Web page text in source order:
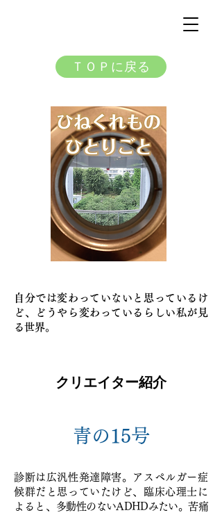
ＴＯＰに戻る
自分では変わっていないと思っているけ
ど、どうやら変わっているらしい私が見
る世界。
クリエイター紹介
青の15号
診断は広汎性発達障害。アスペルガー症
候群だと思っていたけど、臨床心理士に
よると、 多動性のないADHDみたい。苦痛